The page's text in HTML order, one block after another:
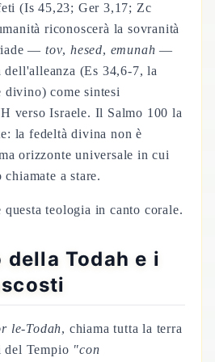
(Is 45,23; Ger 3,17; Zc
riconoscerà la sovranità
—tov,hesed, emunah —
(Es 34,6-7, la
divino) come sintesi
verso Israele. Il Salmo 100 la
la fedeltà divina non è
orizzonte universale in cui
a stare.
teologia in canto corale.
Todah e i
le-Todah, chiama tutta la terra
del Tempio "con